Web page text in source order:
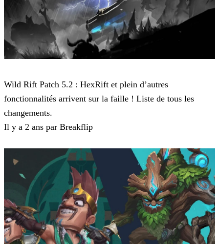
Wild Rift Patch 5.2 : HexRift et plein d’autres
fonctionnalités arrivent sur la faille ! Liste de tous les
changements.
Il y a 2 ans par Breakflip